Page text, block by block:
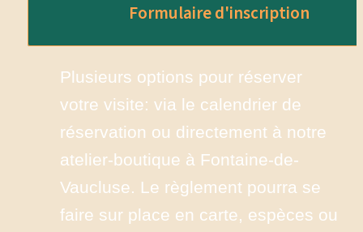
Formulaire d'inscription
Plusieurs options pour réserver
votre visite: via le calendrier de
réservation ou directement à notre
atelier-boutique à Fontaine-de-
Vaucluse. Le règlement pourra se
faire sur place en carte, espèces ou